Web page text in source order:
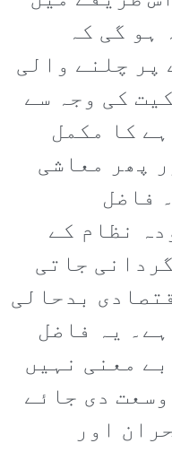
ہو گی کہ
پر چلنے والی
کی وجہ سے
کا مکمل
پھر معاشی
فاضل
نظام کے
جاتی
بدحالی
یہ فاضل
معنی نہیں
دی جائے
اور